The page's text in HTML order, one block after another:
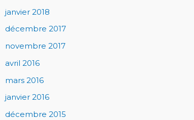
janvier 2018
décembre 2017
novembre 2017
avril 2016
mars 2016
janvier 2016
décembre 2015